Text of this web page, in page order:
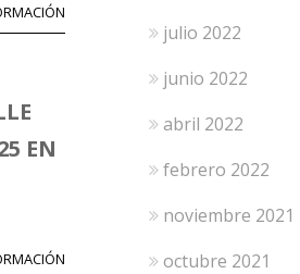
EN
julio 2022
junio 2022
abril 2022
febrero 2022
noviembre 2021
octubre 2021